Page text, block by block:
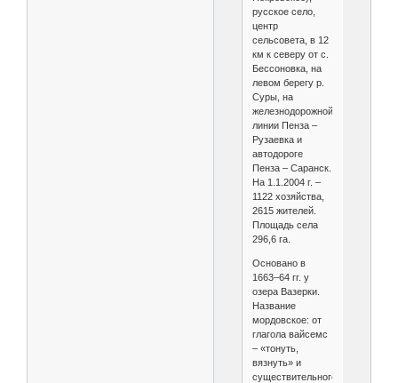
русское село,
центр
сельсовета, в 12
км к северу от с.
Бессоновка, на
левом берегу р.
Суры, на
железнодорожной
линии Пенза –
Рузаевка и
автодороге
Пенза – Саранск.
На 1.1.2004 г. –
1122 хозяйства,
2615 жителей.
Площадь села
296,6 га.
Основано в
1663–64 гг. у
озера Вазерки.
Название
мордовское: от
глагола вайсемс
– «тонуть,
вязнуть» и
существительного